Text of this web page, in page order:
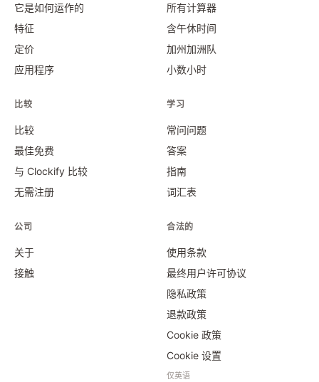
它是如何运作的
特征
定价
应用程序
所有计算器
含午休时间
加州加洲队
小数小时
比较
比较
最佳免费
与 Clockify 比较
无需注册
学习
常问问题
答案
指南
词汇表
公司
关于
接触
合法的
使用条款
最终用户许可协议
隐私政策
退款政策
Cookie 政策
Cookie 设置
仅英语